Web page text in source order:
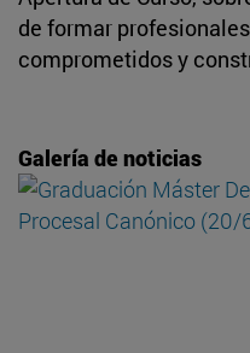
de formar
comprometidos y
Galería de noticias